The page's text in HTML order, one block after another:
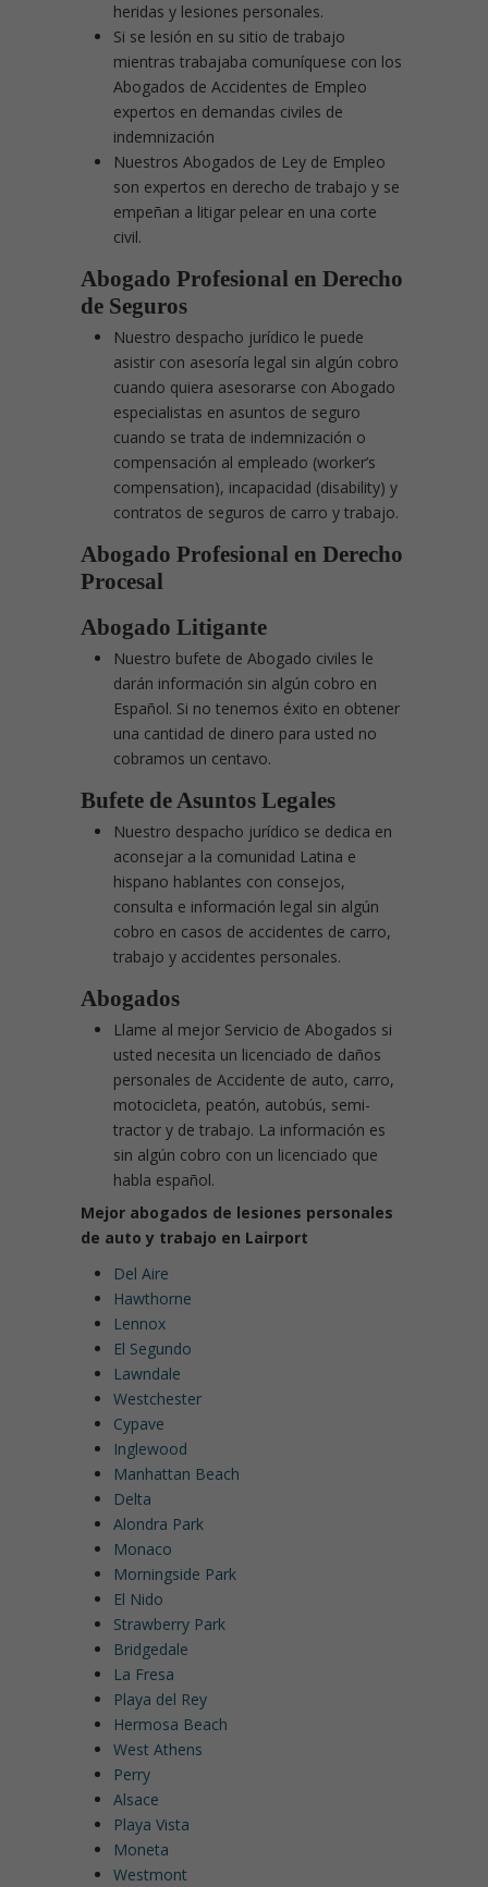
heridas y lesiones personales.
Si se lesión en su sitio de trabajo
mientras trabajaba comuníquese con los
Abogados de Accidentes de Empleo
expertos en demandas civiles de
indemnización
Nuestros Abogados de Ley de Empleo
son expertos en derecho de trabajo y se
empeñan a litigar pelear en una corte
civil.
Abogado Profesional en Derecho
de Seguros
Nuestro despacho jurídico le puede
asistir con asesoría legal sin algún cobro
cuando quiera asesorarse con Abogado
especialistas en asuntos de seguro
cuando se trata de indemnización o
compensación al empleado (worker’s
compensation), incapacidad (disability) y
contratos de seguros de carro y trabajo.
Abogado Profesional en Derecho
Procesal
Abogado Litigante
Nuestro bufete de Abogado civiles le
darán información sin algún cobro en
Español. Si no tenemos éxito en obtener
una cantidad de dinero para usted no
cobramos un centavo.
Bufete de Asuntos Legales
Nuestro despacho jurídico se dedica en
aconsejar a la comunidad Latina e
hispano hablantes con consejos,
consulta e información legal sin algún
cobro en casos de accidentes de carro,
trabajo y accidentes personales.
Abogados
Llame al mejor Servicio de Abogados si
usted necesita un licenciado de daños
personales de Accidente de auto, carro,
motocicleta, peatón, autobús, semi-
tractor y de trabajo. La información es
sin algún cobro con un licenciado que
habla español.
Mejor abogados de lesiones personales
de auto y trabajo en Lairport
Del Aire
Hawthorne
Lennox
El Segundo
Lawndale
Westchester
Cypave
Inglewood
Manhattan Beach
Delta
Alondra Park
Monaco
Morningside Park
El Nido
Strawberry Park
Bridgedale
La Fresa
Playa del Rey
Hermosa Beach
West Athens
Perry
Alsace
Playa Vista
Moneta
Westmont